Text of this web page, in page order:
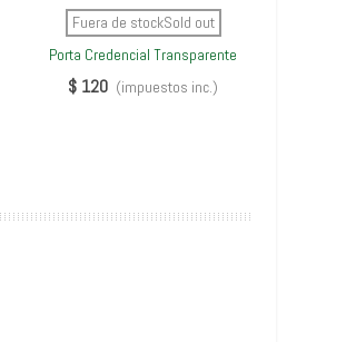
Ver Más
Fuera de stockSold out
Porta Credencial Transparente
$ 120 (impuestos inc.)